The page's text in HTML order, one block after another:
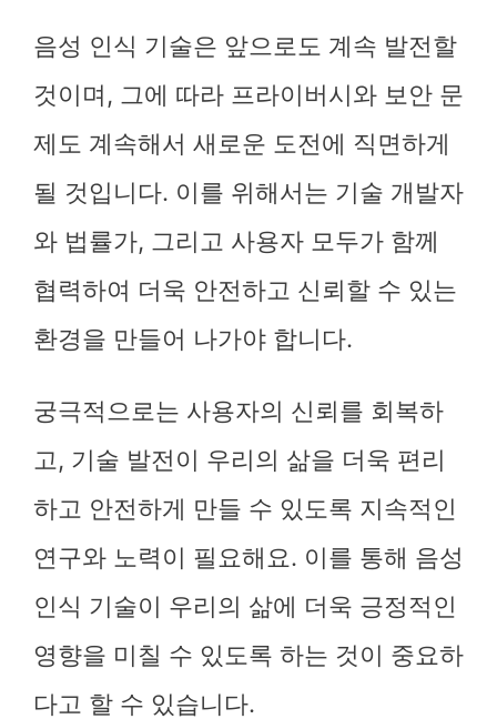
음성 인식 기술은 앞으로도 계속 발전할
것이며, 그에 따라 프라이버시와 보안 문
제도 계속해서 새로운 도전에 직면하게
될 것입니다. 이를 위해서는 기술 개발자
와 법률가, 그리고 사용자 모두가 함께
협력하여 더욱 안전하고 신뢰할 수 있는
환경을 만들어 나가야 합니다.
궁극적으로는 사용자의 신뢰를 회복하
고, 기술 발전이 우리의 삶을 더욱 편리
하고 안전하게 만들 수 있도록 지속적인
연구와 노력이 필요해요. 이를 통해 음성
인식 기술이 우리의 삶에 더욱 긍정적인
영향을 미칠 수 있도록 하는 것이 중요하
다고 할 수 있습니다.